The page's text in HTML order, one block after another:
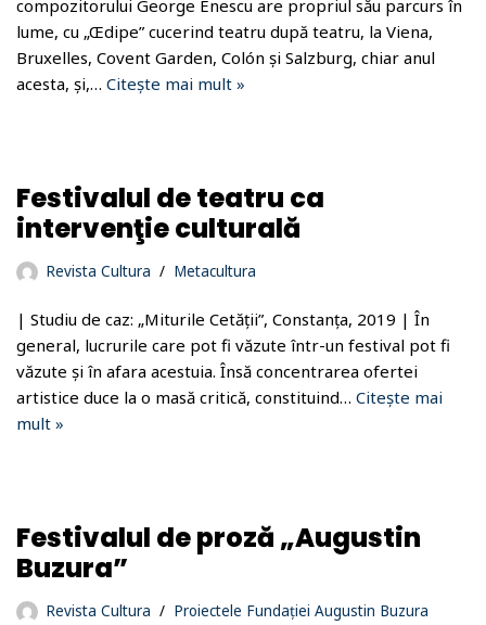
compozitorului George Enescu are propriul său parcurs în
lume, cu „Œdipe” cucerind teatru după teatru, la Viena,
Bruxelles, Covent Garden, Colón și Salzburg, chiar anul
acesta, și,… Citește mai mult »
Festivalul de teatru ca
intervenţie culturală
Revista Cultura Metacultura
| Studiu de caz: „Miturile Cetății”, Constanța, 2019 | În
general, lucrurile care pot fi văzute într-un festival pot fi
văzute și în afara acestuia. Însă concentrarea ofertei
artistice duce la o masă critică, constituind… Citește mai
mult »
Festivalul de proză „Augustin
Buzura”
Revista Cultura Proiectele Fundației Augustin Buzura